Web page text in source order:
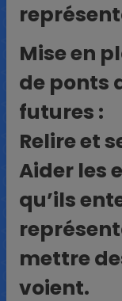
Mise en
de ponts
futures :
Relire et
Aider les
qu’ils
mettre
voient.